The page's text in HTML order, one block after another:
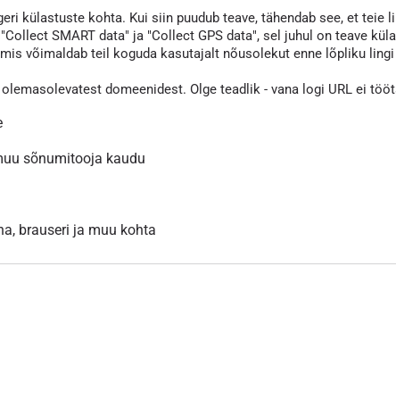
külastuste kohta. Kui siin puudub teave, tähendab see, et teie
SMART data" ja "Collect GPS data", sel juhul on teave
võimaldab teil koguda kasutajalt nõusolekut enne lõpliku
domeenidest. Olge teadlik - vana logi URL ei
sõnumitooja kaudu
brauseri ja muu kohta